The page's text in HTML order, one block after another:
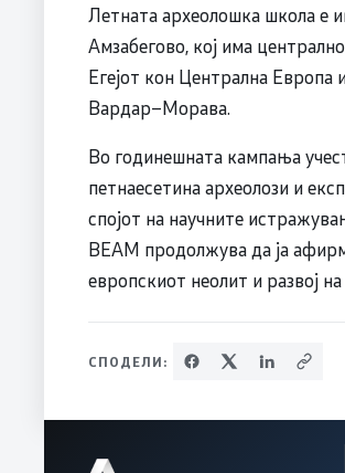
Летната археолошка школа е
Амзабегово, кој има
Егејот кон Централна
Вардар–Морава.
Во годинешната кампања
петнаесетина археолози и
спојот на научните
BEAM продолжува да ја
европскиот неолит и развој
СПОДЕЛИ: